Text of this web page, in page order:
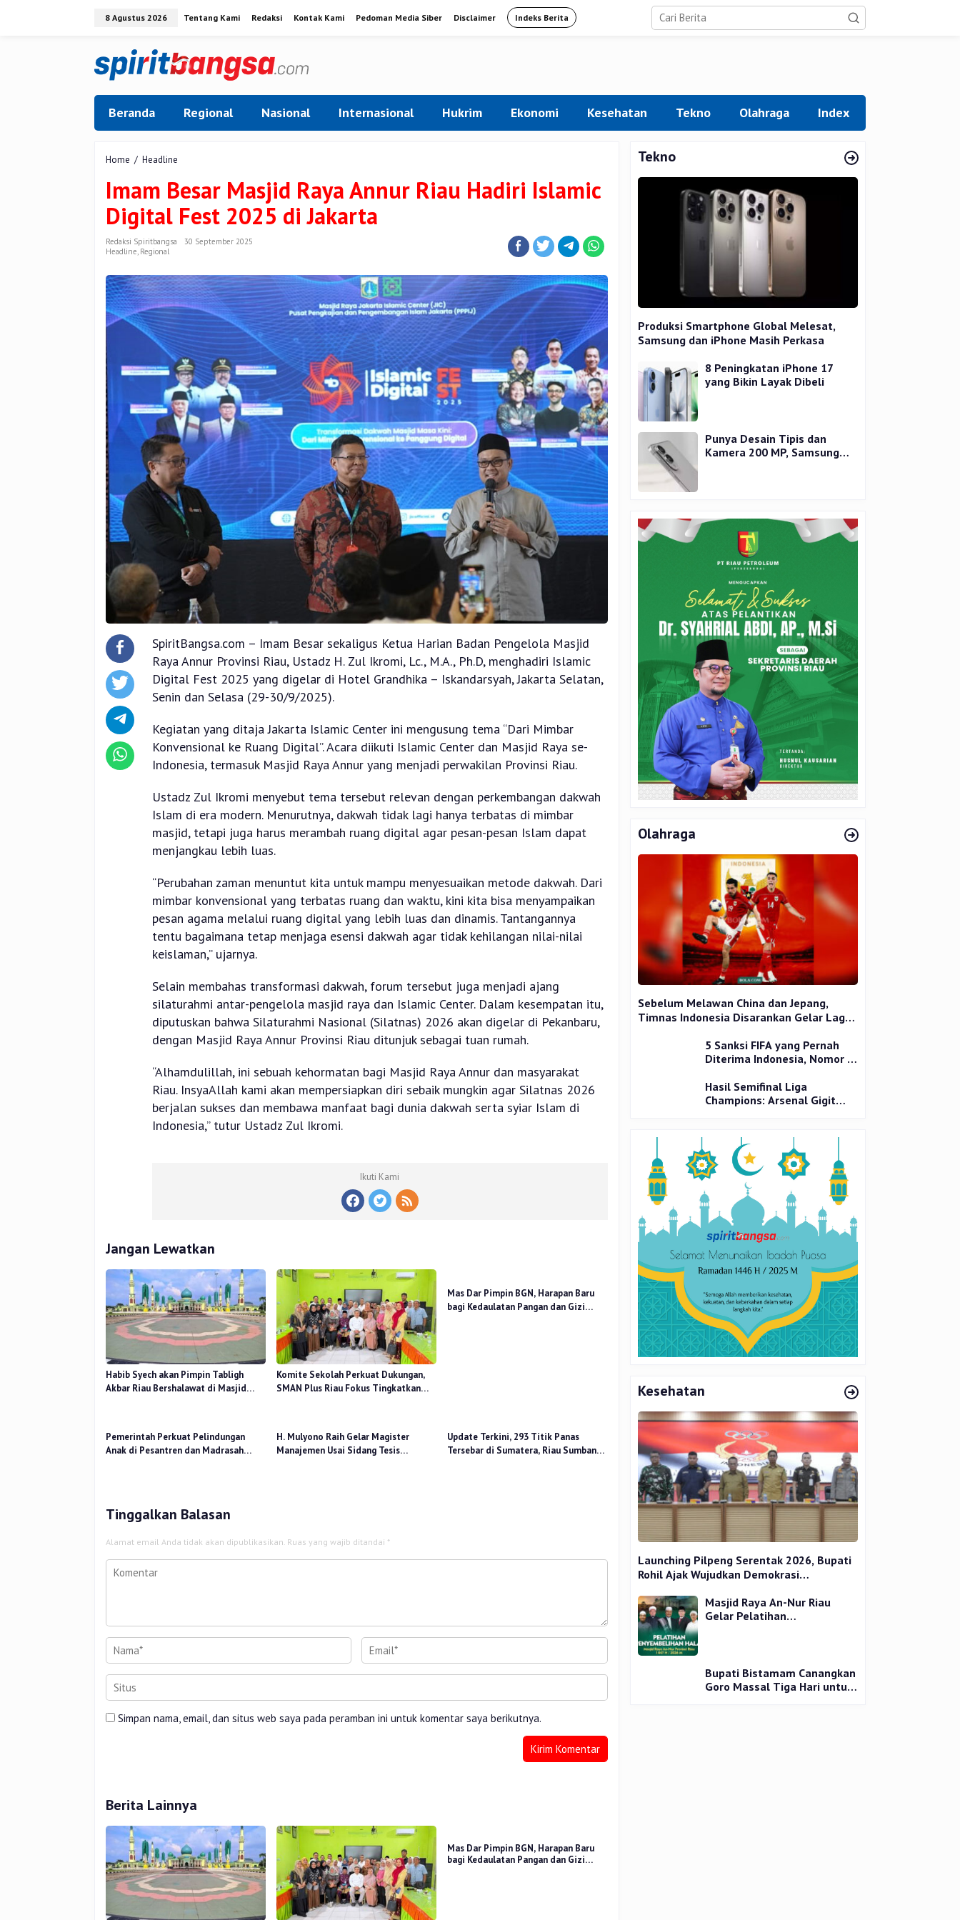
8 Agustus 2026 Tentang Kami Redaksi Kontak Kami Pedoman Media Siber Disclaimer Indeks Berita
Beranda Regional Nasional Internasional Hukrim Ekonomi Kesehatan Tekno Olahraga Index
Home / Headline
Masjid
Raya
Annur
Riau
Hadiri
Fest
2025
di
Jakarta
Imam Besar Masjid Raya Annur Riau Hadiri Islamic
Digital Fest 2025 di Jakarta
Redaksi Spiritbangsa
30 September 2025
Headline, Regional
SpiritBangsa.com – Imam Besar sekaligus Ketua Harian Badan Pengelola Masjid
Raya Annur Provinsi Riau, Ustadz H. Zul Ikromi, Lc., M.A., Ph.D, menghadiri Islamic
Digital Fest 2025 yang digelar di Hotel Grandhika – Iskandarsyah, Jakarta Selatan,
Senin dan Selasa (29-30/9/2025).
Kegiatan yang ditaja Jakarta Islamic Center ini mengusung tema “Dari Mimbar
Konvensional ke Ruang Digital”. Acara diikuti Islamic Center dan Masjid Raya se-
Indonesia, termasuk Masjid Raya Annur yang menjadi perwakilan Provinsi Riau.
Ustadz Zul Ikromi menyebut tema tersebut relevan dengan perkembangan dakwah
Islam di era modern. Menurutnya, dakwah tidak lagi hanya terbatas di mimbar
masjid, tetapi juga harus merambah ruang digital agar pesan-pesan Islam dapat
menjangkau lebih luas.
“Perubahan zaman menuntut kita untuk mampu menyesuaikan metode dakwah. Dari
mimbar konvensional yang terbatas ruang dan waktu, kini kita bisa menyampaikan
pesan agama melalui ruang digital yang lebih luas dan dinamis. Tantangannya
tentu bagaimana tetap menjaga esensi dakwah agar tidak kehilangan nilai-nilai
keislaman,” ujarnya.
Selain membahas transformasi dakwah, forum tersebut juga menjadi ajang
silaturahmi antar-pengelola masjid raya dan Islamic Center. Dalam kesempatan itu,
diputuskan bahwa Silaturahmi Nasional (Silatnas) 2026 akan digelar di Pekanbaru,
dengan Masjid Raya Annur Provinsi Riau ditunjuk sebagai tuan rumah.
“Alhamdulillah, ini sebuah kehormatan bagi Masjid Raya Annur dan masyarakat
Riau. InsyaAllah kami akan mempersiapkan diri sebaik mungkin agar Silatnas 2026
berjalan sukses dan membawa manfaat bagi dunia dakwah serta syiar Islam di
Indonesia,” tutur Ustadz Zul Ikromi.
Ikuti Kami
Jangan Lewatkan
Habib Syech akan Pimpin Tabligh
Akbar Riau Bershalawat di Masjid
Komite Sekolah Perkuat Dukungan,
SMAN Plus Riau Fokus Tingkatkan
Mas Dar Pimpin BGN, Harapan Baru
bagi Kedaulatan Pangan dan Gizi
Pemerintah Perkuat Pelindungan
Anak di Pesantren dan Madrasah
H. Mulyono Raih Gelar Magister
Manajemen Usai Sidang Tesis
Update Terkini, 293 Titik Panas
Tersebar di Sumatera, Riau Sumbang
Tinggalkan Balasan
Alamat email Anda tidak akan dipublikasikan. Ruas yang wajib ditandai *
Simpan nama, email, dan situs web saya pada peramban ini untuk komentar saya berikutnya.
Berita Lainnya
Mas Dar Pimpin BGN, Harapan Baru
bagi Kedaulatan Pangan dan Gizi
Tekno
Produksi Smartphone Global Melesat,
Samsung dan iPhone Masih Perkasa
8 Peningkatan iPhone 17
yang Bikin Layak Dibeli
Punya Desain Tipis dan
Kamera 200 MP, Samsung
Olahraga
Sebelum Melawan China dan Jepang,
Timnas Indonesia Disarankan Gelar Laga
5 Sanksi FIFA yang Pernah
Diterima Indonesia, Nomor 1
Hasil Semifinal Liga
Champions: Arsenal Gigit
Kesehatan
Launching Pilpeng Serentak 2026, Bupati
Rohil Ajak Wujudkan Demokrasi
Masjid Raya An-Nur Riau
Gelar Pelatihan
Bupati Bistamam Canangkan
Goro Massal Tiga Hari untuk